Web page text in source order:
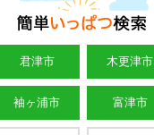
君津市 木更津市
袖ヶ浦市 富津市